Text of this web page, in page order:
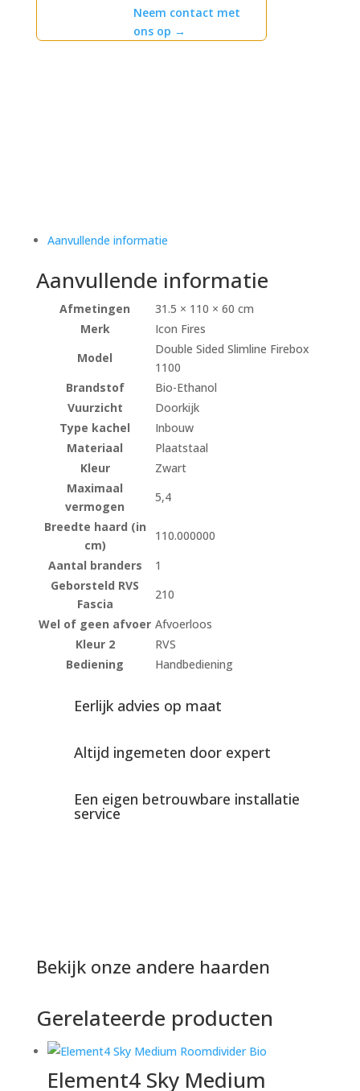
Neem contact met
ons op →
Aanvullende informatie
Aanvullende informatie
Afmetingen
31.5 × 110 × 60 cm
Merk
Icon Fires
Model
Double Sided Slimline Firebox
1100
Brandstof
Bio-Ethanol
Vuurzicht
Doorkijk
Type kachel
Inbouw
Materiaal
Plaatstaal
Kleur
Zwart
Maximaal
vermogen
5,4
Breedte haard (in
cm)
110.000000
Aantal branders
1
Geborsteld RVS
Fascia
210
Wel of geen afvoer Afvoerloos
Kleur 2
RVS
Bediening
Handbediening
Eerlijk advies op maat
Altijd ingemeten door expert
Een eigen betrouwbare installatie
service
Bekijk onze andere haarden
Gerelateerde producten
Element4 Sky Medium